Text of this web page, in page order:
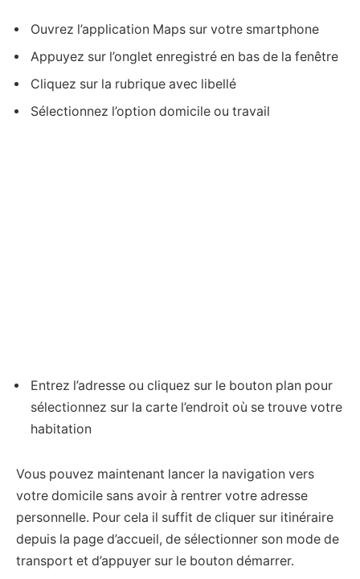
Ouvrez l’application Maps sur votre smartphone
Appuyez sur l’onglet enregistré en bas de la fenêtre
Cliquez sur la rubrique avec libellé
Sélectionnez l’option domicile ou travail
Entrez l’adresse ou cliquez sur le bouton plan pour
sélectionnez sur la carte l’endroit où se trouve votre
habitation
Vous pouvez maintenant lancer la navigation vers
votre domicile sans avoir à rentrer votre adresse
personnelle. Pour cela il suffit de cliquer sur itinéraire
depuis la page d’accueil, de sélectionner son mode de
transport et d’appuyer sur le bouton démarrer.